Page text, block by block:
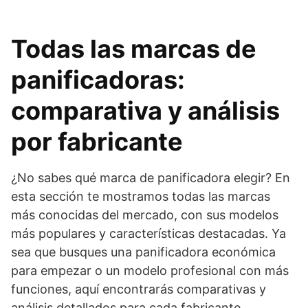
Todas las marcas de
panificadoras:
comparativa y análisis
por fabricante
¿No sabes qué marca de panificadora elegir? En
esta sección te mostramos todas las marcas
más conocidas del mercado, con sus modelos
más populares y características destacadas. Ya
sea que busques una panificadora económica
para empezar o un modelo profesional con más
funciones, aquí encontrarás comparativas y